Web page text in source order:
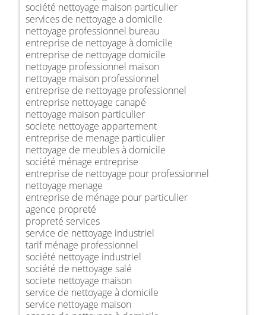
société nettoyage maison particulier
services de nettoyage a domicile
nettoyage professionnel bureau
entreprise de nettoyage à domicile
entreprise de nettoyage domicile
nettoyage professionnel maison
nettoyage maison professionnel
entreprise de nettoyage professionnel
entreprise nettoyage canapé
nettoyage maison particulier
societe nettoyage appartement
entreprise de menage particulier
nettoyage de meubles à domicile
société ménage entreprise
entreprise de nettoyage pour professionnel
nettoyage menage
entreprise de ménage pour particulier
agence propreté
propreté services
service de nettoyage industriel
tarif ménage professionnel
société nettoyage industriel
société de nettoyage salé
societe nettoyage maison
service de nettoyage à domicile
service nettoyage maison